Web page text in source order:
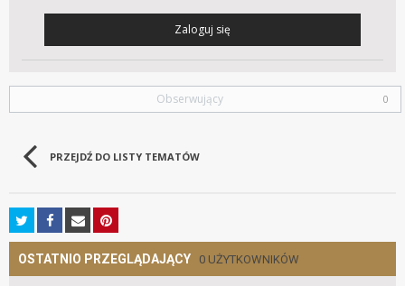
Zaloguj się
Obserwujący 0
PRZEJDŹ DO LISTY TEMATÓW
OSTATNIO PRZEGLĄDAJĄCY 0 UŻYTKOWNIKÓW